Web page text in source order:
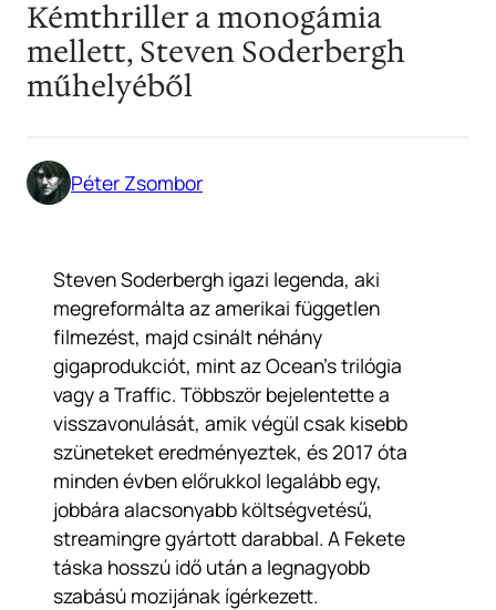
Kémthriller a monogámia
mellett, Steven Soderbergh
műhelyéből
Péter Zsombor
Steven Soderbergh igazi legenda, aki
megreformálta az amerikai független
filmezést, majd csinált néhány
gigaprodukciót, mint az Ocean’s trilógia
vagy a Traffic. Többször bejelentette a
visszavonulását, amik végül csak kisebb
szüneteket eredményeztek, és 2017 óta
minden évben előrukkol legalább egy,
jobbára alacsonyabb költségvetésű,
streamingre gyártott darabbal. A Fekete
táska hosszú idő után a legnagyobb
szabású mozijának ígérkezett.